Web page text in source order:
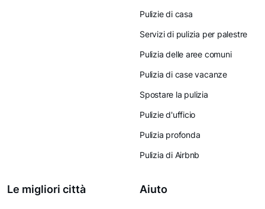
Pulizie di casa
Servizi di pulizia per palestre
Pulizia delle aree comuni
Pulizia di case vacanze
Spostare la pulizia
Pulizie d'ufficio
Pulizia profonda
Pulizia di Airbnb
Le migliori città Aiuto